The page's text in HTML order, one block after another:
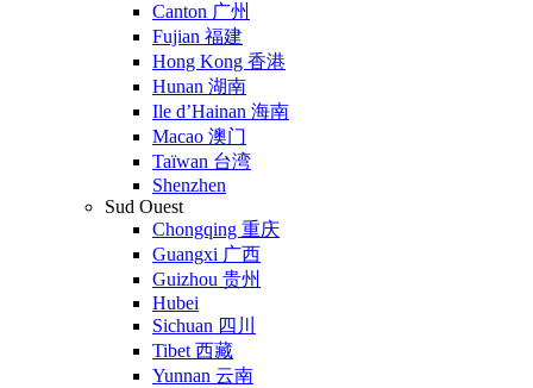
Canton 广州
Fujian 福建
Hong Kong 香港
Hunan 湖南
Ile d’Hainan 海南
Macao 澳门
Taïwan 台湾
Shenzhen
Sud Ouest
Chongqing 重庆
Guangxi 广西
Guizhou 贵州
Hubei
Sichuan 四川
Tibet 西藏
Yunnan 云南